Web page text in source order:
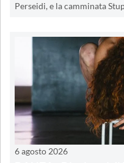
Perseidi, e la camminata
6 agosto 2026